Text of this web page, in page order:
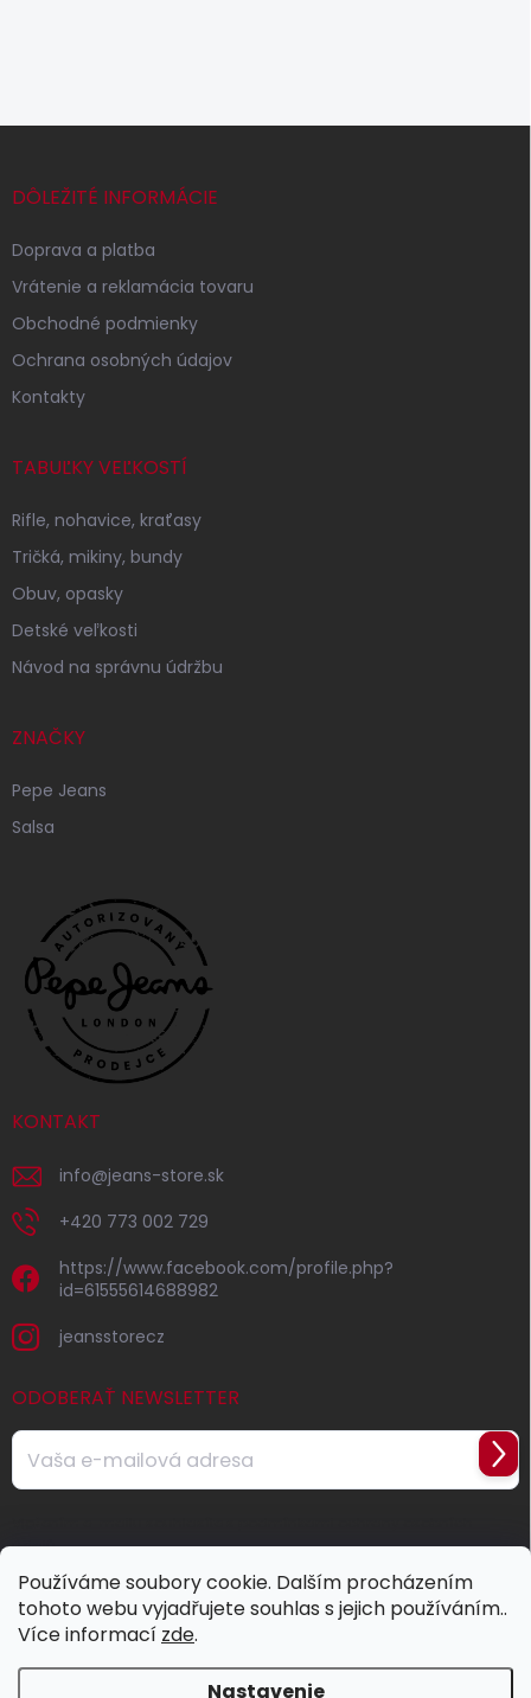
Používáme soubory cookie. Dalším procházením
tohoto webu vyjadřujete souhlas s jejich používáním..
Více informací zde.
Nastavenie
pDÔLEŽITÉ INFORMÁCIE
Doprava a platba
Vrátenie a reklamácia tovaru
Obchodné podmienky
Ochrana osobných údajov
Kontakty
TABUĽKY VEĽKOSTÍ
Rifle, nohavice, kraťasy
Tričká, mikiny, bundy
Obuv, opasky
Detské veľkosti
Návod na správnu údržbu
ZNAČKY
Pepe Jeans
Salsa
KONTAKT
info@jeans-store.sk
+420 773 002 729
https://www.facebook.com/profile.php?
id=61555614688982
jeansstorecz
ODOBERAŤ NEWSLETTER
údajů
sa